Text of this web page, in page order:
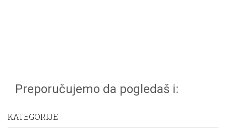
Preporučujemo da pogledaš i:
KATEGORIJE